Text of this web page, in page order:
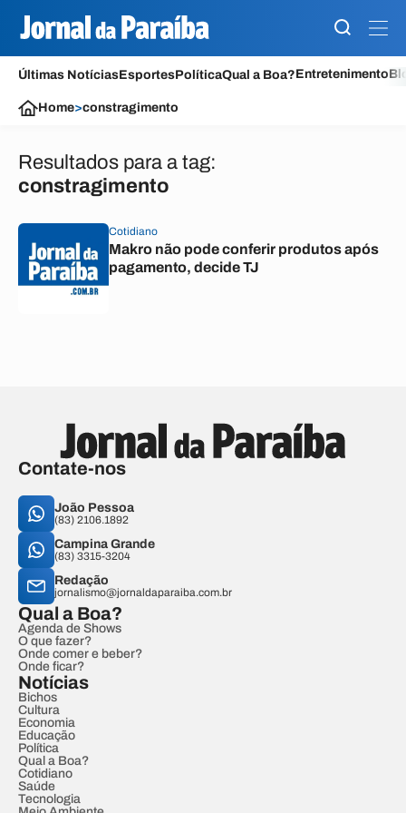
Últimas NotíciasEsportesPolíticaQual a Boa?Entretenimento
Home>constragimento
Resultados para a tag:
constragimento
Cotidiano
Makro não pode conferir produtos após
pagamento, decide TJ
Contate-nos
João Pessoa
(83) 2106.1892
Campina Grande
(83) 3315-3204
Redação
jornalismo@jornaldaparaiba.com.br
Qual a Boa?
Agenda de Shows
O que fazer?
Onde comer e beber?
Onde ficar?
Notícias
Bichos
Cultura
Economia
Educação
Política
Qual a Boa?
Cotidiano
Saúde
Tecnologia